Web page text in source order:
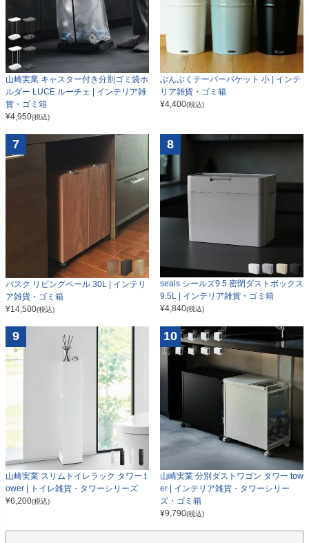
山崎実業 キャスター付き分別ゴミ袋ホ
ルダー LUCE ルーチェ | インテリア雑
貨・ゴミ箱
¥4,950(税込)
ぶんぶくテーパーバケット 小 | インテ
リア雑貨・ゴミ箱
¥4,400(税込)
7
バスク リビングペール 30L | インテリ
ア雑貨・ゴミ箱
¥14,500(税込)
8
seals シールズ9.5 密閉ダストボックス
9.5L | インテリア雑貨・ゴミ箱
¥4,840(税込)
9
山崎実業 スリムトイレラック タワー t
ower | トイレ雑貨・タワーシリーズ
¥6,200(税込)
10
山崎実業 分別ダストワゴン タワー tow
er | インテリア雑貨・タワーシリー
ズ・ゴミ箱
¥9,790(税込)